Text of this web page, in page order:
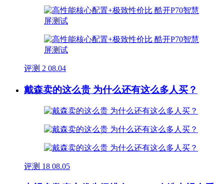
评测 2 08.04
戴森卖的这么贵 为什么还有这么多人买？
评测 18 08.05